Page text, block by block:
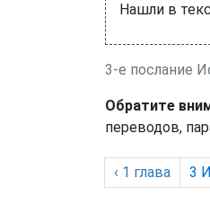
Нашли в
3-е послание
Обратите
переводов,
‹ 1 глава 3